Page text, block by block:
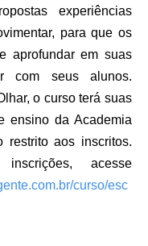
experiências
para que os
aprofundar em suas
com seus alunos.
o curso terá suas
ensino da Academia
restrito aos inscritos.
acesse
curso/esc